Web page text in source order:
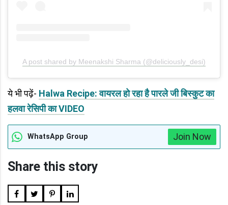
A post shared by Meenakshi Sharma (@deliciously_desi)
ये भी पढ़ें- Halwa Recipe: वायरल हो रहा है पारले जी बिस्कुट का
हलवा रेसिपी का VIDEO
WhatsApp Group Join Now
Share this story